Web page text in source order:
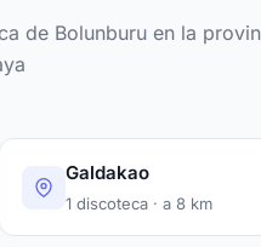
de Bolunburu en la
Galdakao
1 discoteca · a 8 km